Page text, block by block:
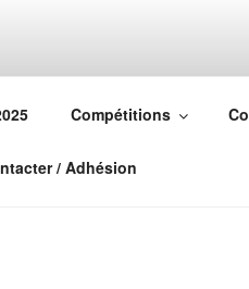
Compétitions
/ Adhésion